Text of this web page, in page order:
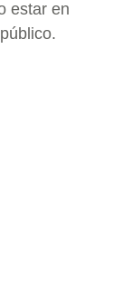
estar en